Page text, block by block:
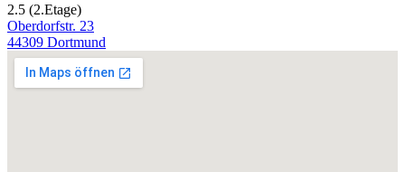
2.5 (2.Etage)
Oberdorfstr. 23
44309 Dortmund